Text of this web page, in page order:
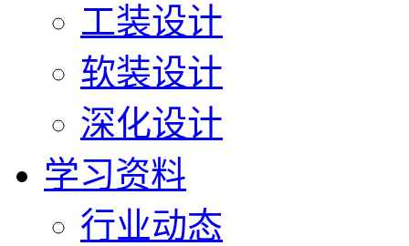
工装设计
软装设计
深化设计
学习资料
行业动态